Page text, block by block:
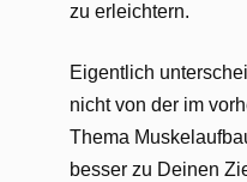
zu erleichtern.
Eigentlich
nicht von der im
Thema
besser zu Deinen